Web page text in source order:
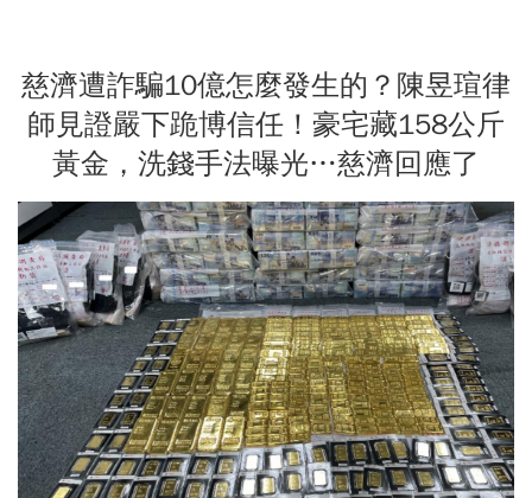
慈濟遭詐騙10億怎麼發生的？陳昱瑄律
師見證嚴下跪博信任！豪宅藏158公斤
黃金，洗錢手法曝光…慈濟回應了